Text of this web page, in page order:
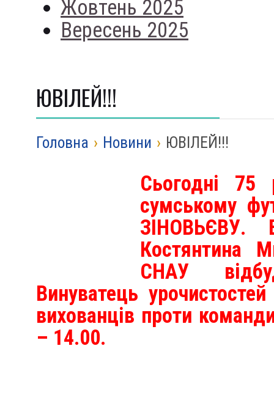
Жовтень 2025
Вересень 2025
ЮВІЛЕЙ!!!
Головна › Новини › ЮВІЛЕЙ!!!
Сьогодні 75
сумському
ЗІНОВЬЄВУ.
Костянтина
СНАУ
Винуватець
вихованців проти
– 14.00.